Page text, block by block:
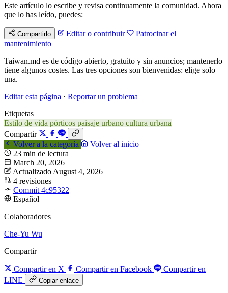
Este artículo lo escribe y revisa continuamente la comunidad. Ahora
que lo has leído, puedes:
Compartirlo Editar o contribuir
Patrocinar el
mantenimiento
Taiwan.md es de código abierto, gratuito y sin anuncios; mantenerlo
tiene algunos costes. Las tres opciones son bienvenidas: elige solo
una.
Editar esta página · Reportar un problema
Etiquetas
Estilo de vida pórticos paisaje urbano cultura urbana
Compartir
Volver a la categoría
Volver al inicio
23 min de lectura
March 20, 2026
Actualizado August 4, 2026
4 revisiones
Commit 4c95322
Español
Colaboradores
Che-Yu Wu
Compartir
Compartir en X Compartir en Facebook
Compartir en
LINE
Copiar enlace